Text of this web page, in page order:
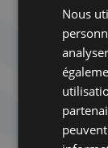
Nous